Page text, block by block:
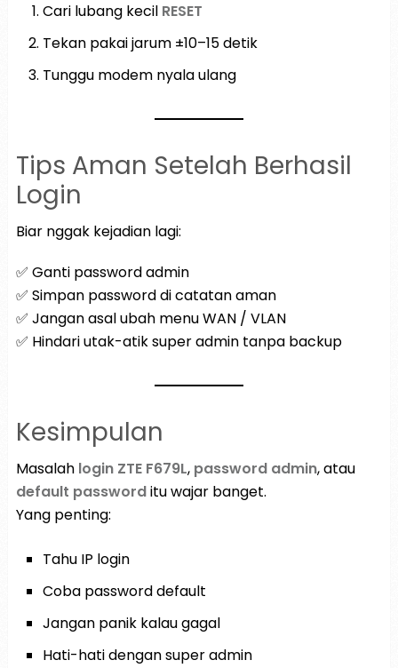
Cari lubang kecil RESET
Tekan pakai jarum ±10–15 detik
Tunggu modem nyala ulang
Tips Aman Setelah Berhasil
Login
Biar nggak kejadian lagi:
✅ Ganti password admin
✅ Simpan password di catatan aman
✅ Jangan asal ubah menu WAN / VLAN
✅ Hindari utak-atik super admin tanpa backup
Kesimpulan
Masalah login ZTE F679L, password admin, atau
default passworditu wajar banget.
Yang penting:
Tahu IP login
Coba password default
Jangan panik kalau gagal
Hati-hati dengan super admin